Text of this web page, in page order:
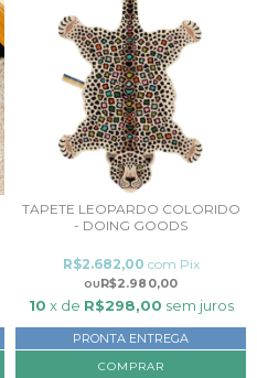
TAPETE LEOPARDO COLORIDO
- DOING GOODS
R$2.980,00
R$2.682,00 com Pix
10 x de R$298,00 sem juros
PRONTA ENTREGA
COMPRAR